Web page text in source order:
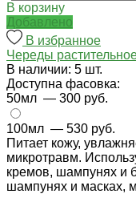
В корзину
Добавлено
В избранное
Череды
В наличии: 5 шт.
Доступна фасовка:
50мл — 300 руб.
100мл — 530 руб.
Питает кожу,
микротравм.
кремов, шампунях и
шампунях и масках,